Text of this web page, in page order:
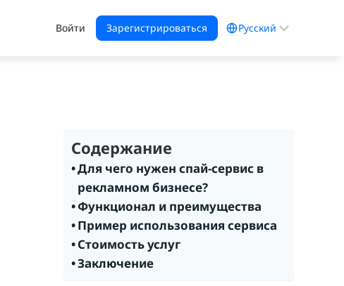
Войти Зарегистрироваться Выбрать
язык
Содержание
Для чего нужен спай-сервис в
рекламном бизнесе?
Функционал и преимущества
Пример использования сервиса
Стоимость услуг
Заключение